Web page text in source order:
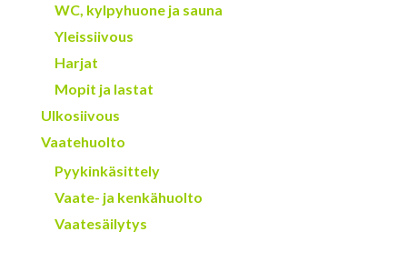
WC, kylpyhuone ja sauna
Yleissiivous
Harjat
Mopit ja lastat
Ulkosiivous
Vaatehuolto
Pyykinkäsittely
Vaate- ja kenkähuolto
Vaatesäilytys